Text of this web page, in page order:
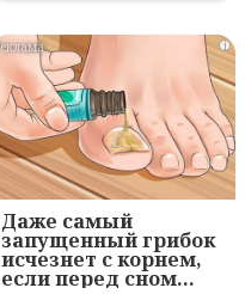
i
Даже самый
запущенный грибок
исчезнет с корнем,
если перед сном…